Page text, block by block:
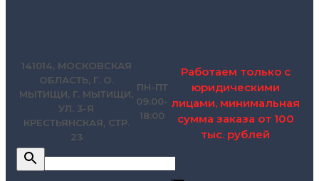
141014, МОСКОВСКАЯ
ОБЛАСТЬ, Г. О.
МЫТИЩИ, Г. МЫТИЩИ,
УЛ. 3-Я
КРЕСТЬЯНСКАЯ, СТР.
23
ПН-ПТ
09:00-
18:00
Работаем только с
юридическими
лицами, минимальная
сумма заказа от 100
тыс. рублей